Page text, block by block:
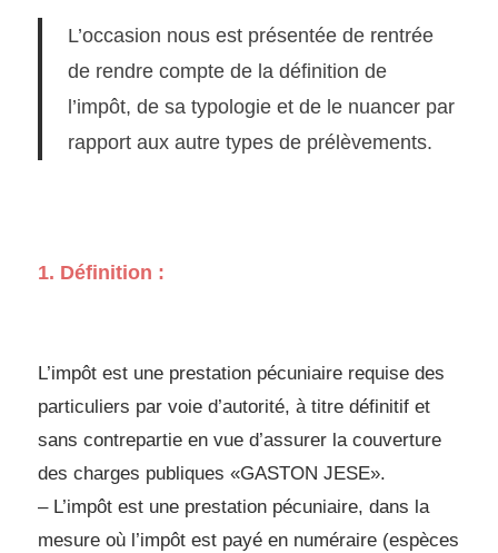
L’occasion nous est présentée de rentrée
de rendre compte de la définition de
l’impôt, de sa typologie et de le nuancer par
rapport aux autre types de prélèvements.
1. Définition :
L’impôt est une prestation pécuniaire requise des
particuliers par voie d’autorité, à titre définitif et
sans contrepartie en vue d’assurer la couverture
des charges publiques «GASTON JESE».
– L’impôt est une prestation pécuniaire, dans la
mesure où l’impôt est payé en numéraire (espèces